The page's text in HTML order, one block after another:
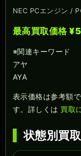
NEC PCエンジン /
最高買取価格
※関連キーワード
アヤ
AYA
表示価格は参考額
す。詳しくは 買取
状態別買